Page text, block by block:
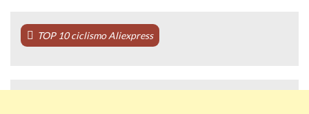
TOP 10 ciclismo Aliexpress